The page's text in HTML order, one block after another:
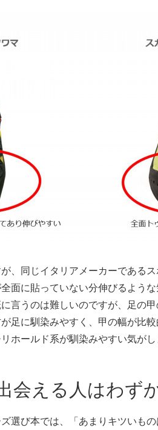
、同じイタリアメーカーである
面に貼っていない分伸びるよう
言うのは難しいのですが、足の
足に馴染みやすく、甲の幅が比
ホールド系が馴染みやすい気がし
会える人はわず
選び本では、「あまりキツいも